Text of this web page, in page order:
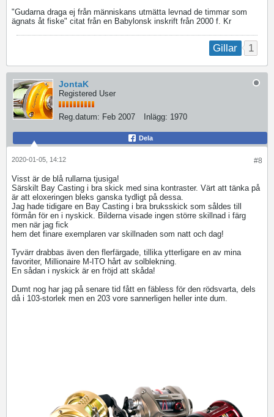
"Gudarna draga ej från människans utmätta levnad de timmar som
ägnats åt fiske" citat från en Babylonsk inskrift från 2000 f. Kr
Gillar 1
JontaK
Registered User
Reg.datum: Feb 2007 Inlägg: 1970
Dela
#8
2020-01-05, 14:12
Visst är de blå rullarna tjusiga!
Särskilt Bay Casting i bra skick med sina kontraster. Värt att tänka på
är att eloxeringen bleks ganska tydligt på dessa.
Jag hade tidigare en Bay Casting i bra bruksskick som såldes till
förmån för en i nyskick. Bilderna visade ingen större skillnad i färg
men när jag fick
hem det finare exemplaren var skillnaden som natt och dag!
Tyvärr drabbas även den flerfärgade, tillika ytterligare en av mina
favoriter, Millionaire M-ITO hårt av solblekning.
En sådan i nyskick är en fröjd att skåda!
Dumt nog har jag på senare tid fått en fäbless för den rödsvarta, dels
då i 103-storlek men en 203 vore sannerligen heller inte dum.